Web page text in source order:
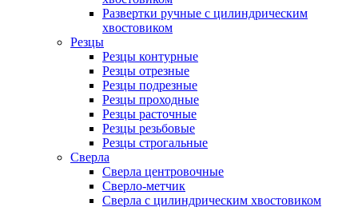
Развертки ручные с цилиндрическим
хвостовиком
Резцы
Резцы контурные
Резцы отрезные
Резцы подрезные
Резцы проходные
Резцы расточные
Резцы резьбовые
Резцы строгальные
Сверла
Сверла центровочные
Сверло-метчик
Сверла с цилиндрическим хвостовиком